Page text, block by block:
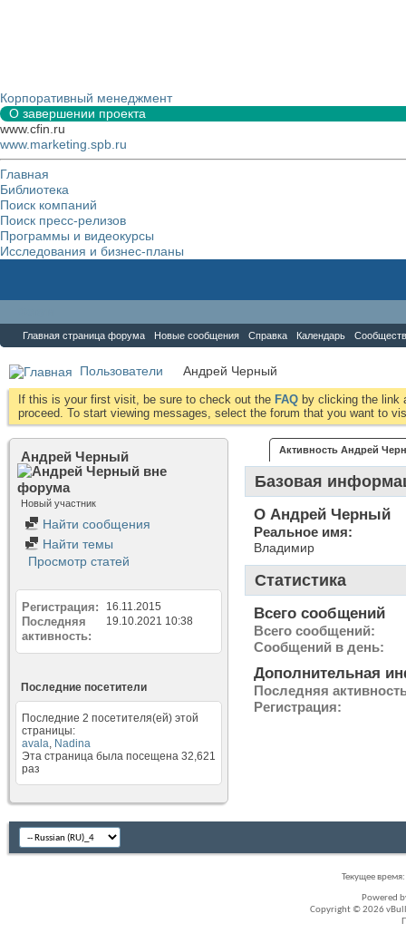
Корпоративный менеджмент
О завершении проекта
www.cfin.ru
www.marketing.spb.ru
Главная
Библиотека
Поиск компаний
Поиск пресс-релизов
Программы и видеокурсы
Исследования и бизнес-планы
Главная страница форума Новые сообщения Справка Календарь
Пользователи Андрей Черный
If this is your first visit, be sure to check out the FAQ by clicking the link
proceed. To start viewing messages, select the forum that you want to
Андрей Черный
Новый участник
Найти сообщения
Найти темы
Просмотр статей
Регистрация 16.11.2015
Последняя
активность
19.10.2021 10:38
Последние посетители
Последние 2 посетителя(ей) этой
страницы:
avala, Nadina
Эта страница была посещена 32,621
раз
Активность Андрей
Базовая
О Андрей Черный
Реальное имя:
Владимир
Статистика
Всего сообщений
Всего сообщений
Сообщений в день
Дополнительная
Последняя
Регистрация
Текущее время:
Powered
Copyright © 2026